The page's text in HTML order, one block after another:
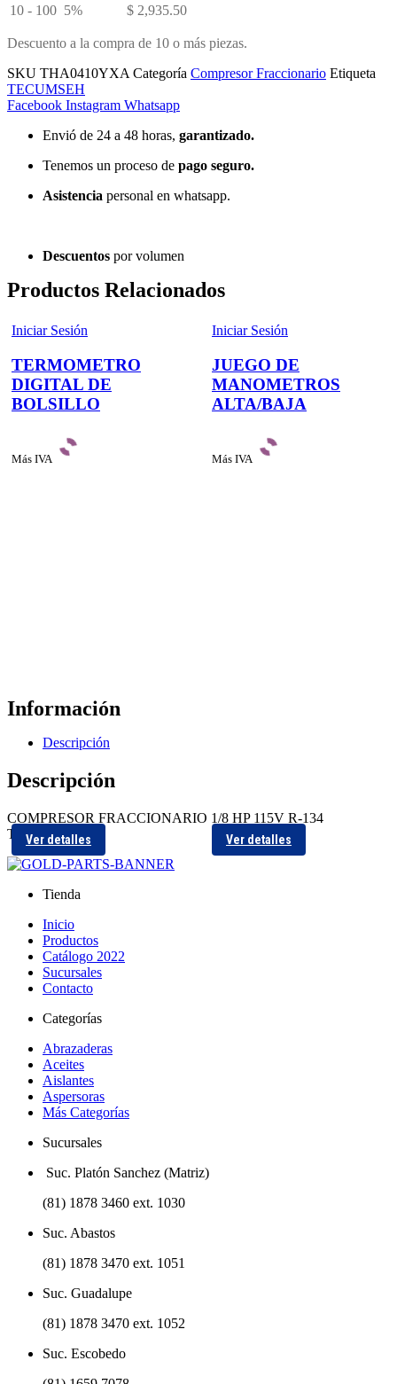
10 - 100 5% $ 2,935.50
Descuento a la compra de 10 o más piezas.
SKU THA0410YXACategoría Compresor Fraccionario Etiqueta
TECUMSEH
Facebook Instagram Whatsapp
Envió de 24 a 48 horas, garantizado.
Tenemos un proceso de pago seguro.
Asistencia personal en whatsapp.
Descuentos por volumen
Productos Relacionados
Ver detalles
Iniciar Sesión
TERMOMETRO
DIGITAL DE
BOLSILLO
Más IVA
Ver detalles
Iniciar Sesión
JUEGO DE
MANOMETROS
ALTA/BAJA
Más IVA
Información
Descripción
Descripción
COMPRESOR FRACCIONARIO 1/8 HP 115V R-134
TECUMSEH
Tienda
Inicio
Productos
Catálogo 2022
Sucursales
Contacto
Categorías
Abrazaderas
Aceites
Aislantes
Aspersoras
Más Categorías
Sucursales
Suc. Platón Sanchez (Matriz)
(81) 1878 3460 ext. 1030
Suc. Abastos
(81) 1878 3470 ext. 1051
Suc. Guadalupe
(81) 1878 3470 ext. 1052
Suc. Escobedo